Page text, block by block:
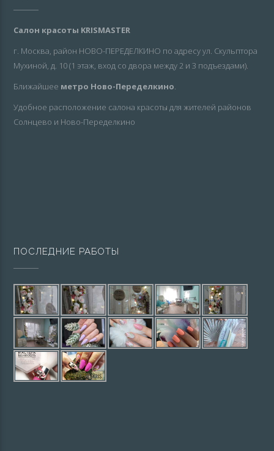
Салон красоты KRISMASTER
г. Москва, район НОВО-ПЕРЕДЕЛКИНО по адресу ул. Скульптора
Мухиной, д. 10 (1 этаж, вход со двора между 2 и 3 подъездами).
Ближайшее метро Ново-Переделкино.
Удобное расположение салона красоты для жителей районов
Солнцево и Ново-Переделкино
ПОСЛЕДНИЕ РАБОТЫ